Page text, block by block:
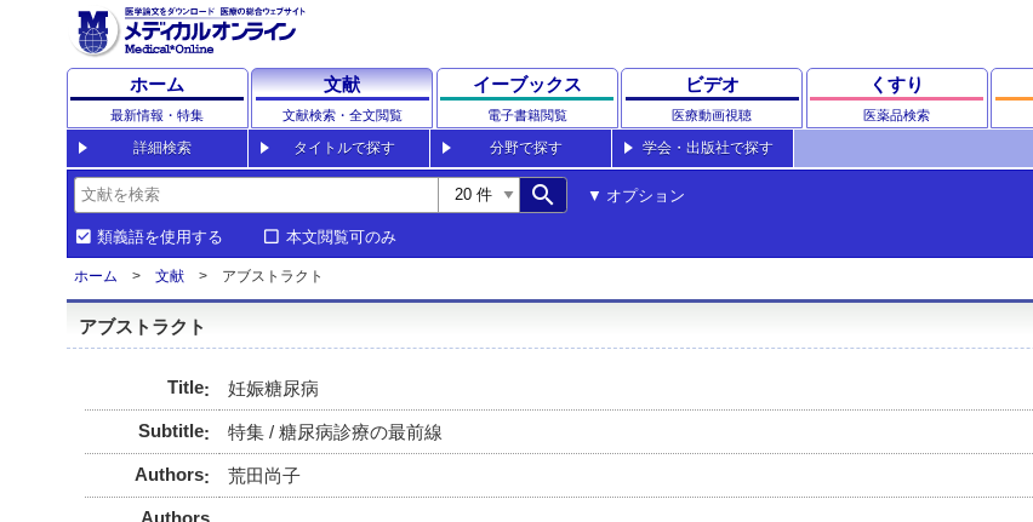
ホーム
最新情報・特集
文献
文献検索・全文閲覧
イーブックス
電子書籍閲覧
ビデオ
医療動画視聴
くすり
医薬品検索
詳細検索 タイトルで探す 分野で探す 学会・出版社で探す
search オプション
類義語を使用する 本文閲覧可のみ
ホーム 文献 アブストラクト
アブストラクト
Title 妊娠糖尿病
Subtitle 特集 / 糖尿病診療の最前線
Authors 荒田尚子
Authors